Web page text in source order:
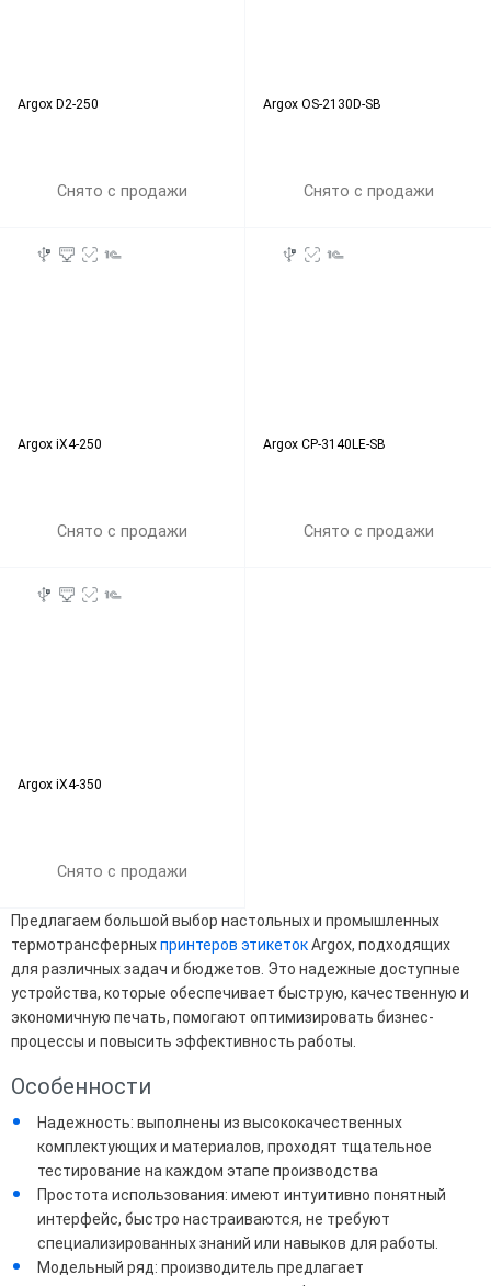
Argox D2-250
Снято с продажи
Argox OS-2130D-SB
Снято с продажи
Argox iX4-250
Снято с продажи
Argox CP-3140LE-SB
Снято с продажи
Argox iX4-350
Снято с продажи
Предлагаем большой выбор настольных и промышленных
термотрансферныхпринтеров этикетокArgox, подходящих
для различных задач и бюджетов. Это надежные доступные
устройства, которые обеспечивает быструю, качественную и
экономичную печать, помогают оптимизировать бизнес-
процессы и повысить эффективность работы.
Особенности
Надежность: выполнены из высококачественных
комплектующих и материалов, проходят тщательное
тестирование на каждом этапе производства
Простота использования: имеют интуитивно понятный
интерфейс, быстро настраиваются, не требуют
специализированных знаний или навыков для работы.
Модельный ряд: производитель предлагает